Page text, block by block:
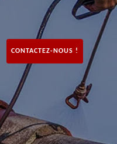
CONTACTEZ-NOUS !